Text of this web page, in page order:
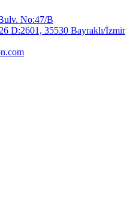
No:47/B
D:2601, 35530 Bayraklı/İzmir